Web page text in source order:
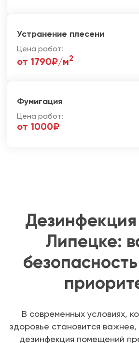
Устранение плесени
Цена работ:
от 1790₽/м2
Фумигация
Цена работ:
от 1000₽
Дезинфекция
Липецке:
В современных условиях,
здоровье становится
дезинфекция помещений